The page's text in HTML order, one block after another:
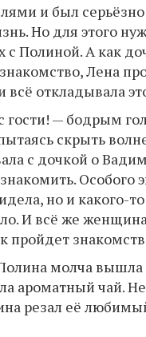
и был серьёзно
Но для этого
с Полиной. А как
Лена
всё откладывала
гости! — бодрым
скрыть
с дочкой о
Особого
но и какого-
И всё же
пройдет
молча вышла
ароматный чай.
резал её